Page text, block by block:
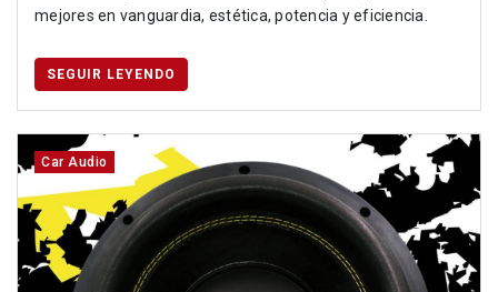
mejores en vanguardia, estética, potencia y eficiencia.
SEGUIR LEYENDO
Car Audio